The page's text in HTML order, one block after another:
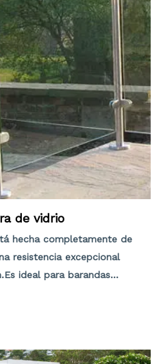
de vidrio
hecha completamente de
resistencia excepcional
ideal para barandas
cuenta que no se
costa.